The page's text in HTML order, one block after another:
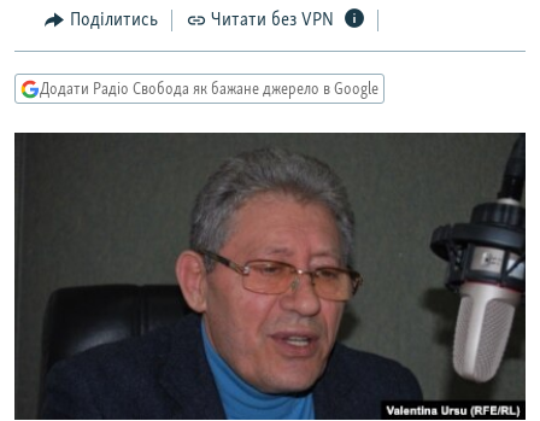
навігації
Перейти
до
ЕКОНОМІКА
КУЛЬТУРА
РОСІЙСЬКА «ФІЛЬТРАЦІЯ»
КРИМ.РЕАЛІЇ
МУЛЬТИМЕДІА
Поділитись Читати без VPN
Додати Радіо Свобода як бажане джерело в Google